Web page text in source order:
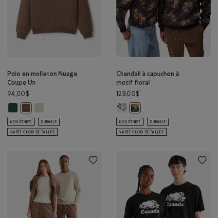
Polo en molleton Nuage
Coupe Un
94,00$
Polo en molleton Nuage Coupe Un: OMBRE VERT Couleur
Polo en molleton Nuage Coupe Un: MÉLANGE BOIS D'ORME
Polo en molleton Nuage Coupe Un: BROUILLARD LONDONIEN
NON GENRÉE DURABLE
VASTE CHOIX DE TAILLES
Chandail à capuchon à
motif floral
128,00$
Chandail à capuchon à motif
Chandail à capuchon à motif
NON GENRÉE DURABLE
VASTE CHOIX DE TAILLES